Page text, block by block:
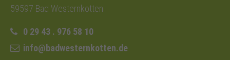
59597 Bad Westernkotten
0 29 43 . 976 58 10
info@badwesternkotten.de